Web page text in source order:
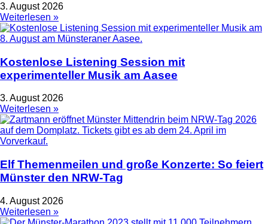
3. August 2026
Weiterlesen »
Kostenlose Listening Session mit
experimenteller Musik am Aasee
3. August 2026
Weiterlesen »
Elf Themenmeilen und große Konzerte: So feiert
Münster den NRW-Tag
4. August 2026
Weiterlesen »